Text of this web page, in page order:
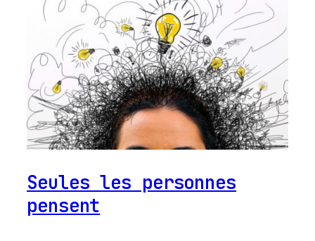
Seules les personnes
pensent